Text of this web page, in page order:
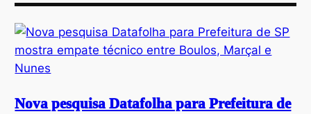
Nova pesquisa Datafolha para Prefeitura de